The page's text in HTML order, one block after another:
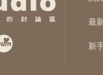
最
新